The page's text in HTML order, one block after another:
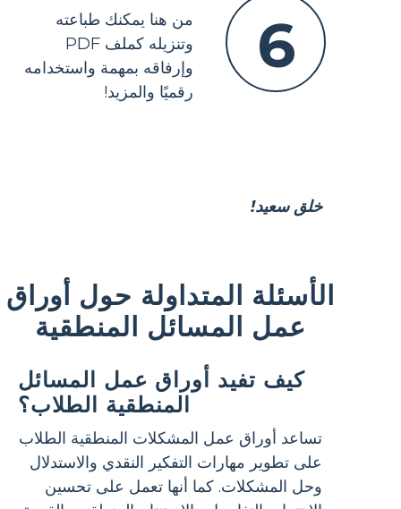
6
من هنا يمكنك طباعته
وتنزيله كملف PDF
وإرفاقه بمهمة واستخدامه
رقميًا والمزيد!
خلق سعيد!
الأسئلة المتداولة حول أوراق
عمل المسائل المنطقية
كيف تفيد أوراق عمل المسائل
المنطقية الطلاب؟
تساعد أوراق عمل المشكلات المنطقية الطلاب
على تطوير مهارات التفكير النقدي والاستدلال
وحل المشكلات. كما أنها تعمل على تحسين